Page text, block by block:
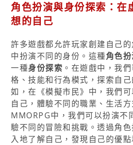
角色扮演與身份探索：在
想的自己
許多遊戲都允許玩家創建自己
中扮演不同的身份。這種角色
一種身份探索 。在遊戲中，我
格、技能和行為模式，探索自
如，在《模擬市民》中，我們
自己，體驗不同的職業、生活
MMORPG中，我們可以扮演不
驗不同的冒險和挑戰。透過角
入地了解自己，發現自己的優